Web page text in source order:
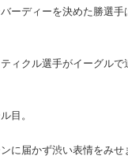
ーディーを決めた勝選
ィクル選手がイーグル
目。
に届かず渋い表情をみせ